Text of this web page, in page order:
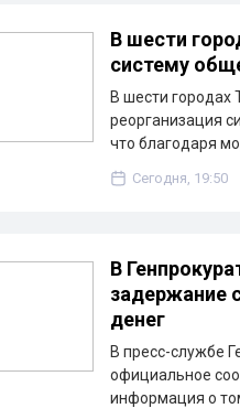
В шести
систему
В шести городах
реорганизация
что благодаря
Сегодня, 19:50
В
задержание
денег
В пресс-службе
официальное
информация о